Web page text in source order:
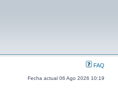
FAQ
Fecha actual 06 Ago 2026 10:19